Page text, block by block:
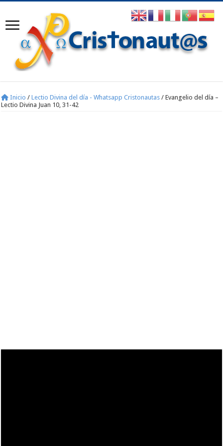
Inicio / Lectio Divina del día - Whatsapp Cristonautas / Evangelio del día –
Lectio Divina Juan 10, 31-42